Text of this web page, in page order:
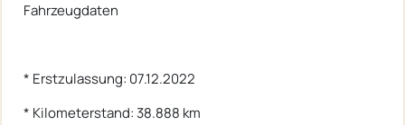
Fahrzeugdaten
* Erstzulassung: 07.12.2022
* Kilometerstand: 38.888 km